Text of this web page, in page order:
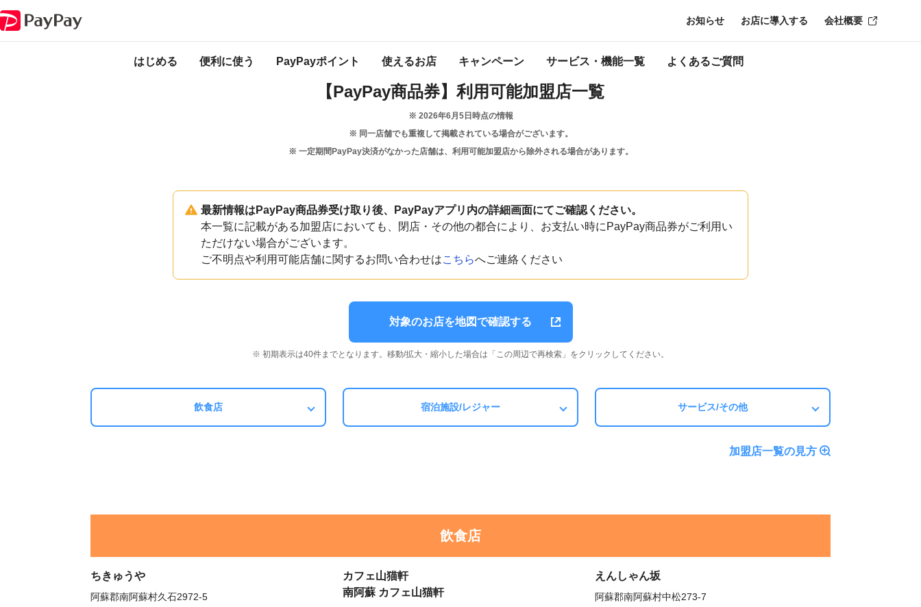
はじめる 便利に使う PayPayポイント 使えるお店 キャンペーン サービス・機能一覧 よくあるご質問
お知らせ お店に導入する 会社概要
熊本県 南阿蘇村
【PayPay商品券】利用可能加盟店一覧
※ 2026年6月5日 時点の情報
※ 同一店舗でも重複して掲載されている場合がございます。
※ 一定期間PayPay決済がなかった店舗は、利用可能加盟店から除外される場合があります。
最新情報はPayPay商品券受け取り後、PayPayアプリ内の詳細画面にてご確認ください。
本一覧に記載がある加盟店においても、閉店・その他の都合により、お支払い時にPayPay商品券がご利用い
ただけない場合がございます。
ご不明点や利用可能店舗に関するお問い合わせはこちらへご連絡ください
対象のお店を地図で確認する
※ 初期表示は40件までとなります。移動/拡大・縮小した場合は「この周辺で再検索」をクリックしてください。
飲食店 宿泊施設/レジャー サービス/その他
加盟店一覧の見方
飲食店
ちきゅうや
阿蘇郡南阿蘇村久石2972-5
カフェ山猫軒
南阿蘇 カフェ山猫軒
えんしゃん坂
阿蘇郡南阿蘇村中松273-7